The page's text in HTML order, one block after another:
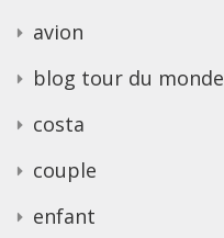
avion
blog tour du monde
costa
couple
enfant